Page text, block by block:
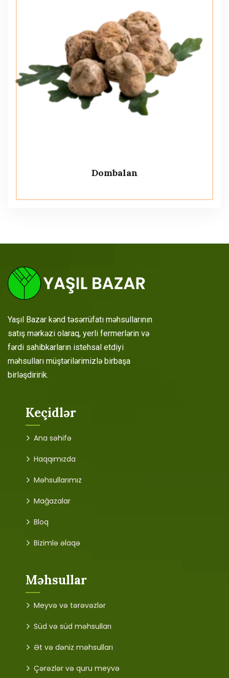
Dombalan
Yaşıl Bazar kənd təsərrüfatı məhsullarının
satış mərkəzi olaraq, yerli fermerlərin və
fərdi sahibkarların istehsal etdiyi
məhsulları müştərilərimizlə birbaşa
birləşdiririk.
Keçidlər
Ana səhifə
Haqqımızda
Məhsullarımız
Mağazalar
Bloq
Bizimlə əlaqə
Məhsullar
Meyvə və tərəvəzlər
Süd və süd məhsulları
Ət və dəniz məhsulları
Çərəzlər və quru meyvə